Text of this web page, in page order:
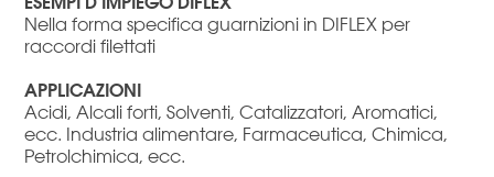
Nella forma specifica guarnizioni in DIFLEX per
raccordi filettati
APPLICAZIONI
Acidi, Alcali forti, Solventi, Catalizzatori, Aromatici,
ecc. Industria alimentare, Farmaceutica, Chimica,
Petrolchimica, ecc.